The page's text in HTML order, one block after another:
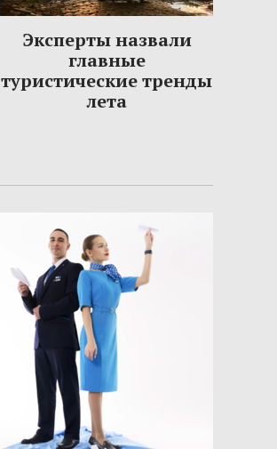
Эксперты назвали
главные
туристические тренды
лета